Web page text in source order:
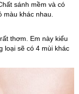
sánh mềm và có
khác nhau.
thơm. Em này kiểu
loại sẽ có 4 mùi khác